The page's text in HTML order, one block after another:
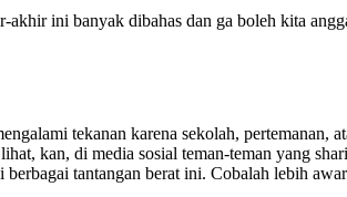
ini banyak dibahas dan ga boleh kita
tekanan karena sekolah, pertemanan,
kan, di media sosial teman-teman yang
tantangan berat ini. Cobalah lebih